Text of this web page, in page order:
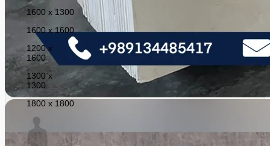
1600 x 1300
1600 x 1600
1200 x
1600
1300 x
1300
1800 x 1800